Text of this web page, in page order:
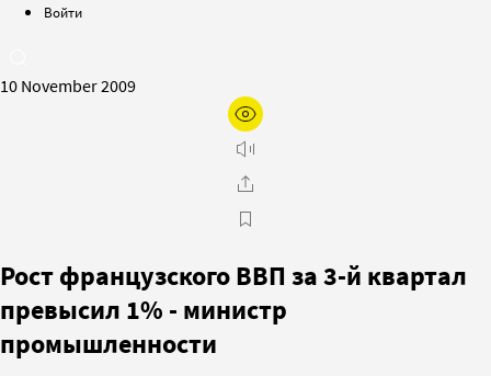
Войти
10 November 2009
Рост французского ВВП за 3-й квартал
превысил 1% - министр
промышленности